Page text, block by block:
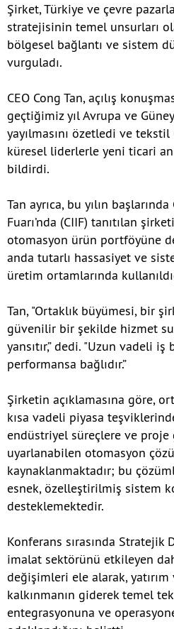
Şirket, Türkiye ve çevre
stratejisinin temel unsurları
bölgesel bağlantı ve sistem
vurguladı.
CEO Cong Tan, açılış
geçtiğimiz yıl Avrupa ve
yayılmasını özetledi ve
küresel liderlerle yeni ticari
bildirdi.
Tan ayrıca, bu yılın
Fuarı’nda (CIIF) tanıtılan
otomasyon ürün portföyüne
anda tutarlı hassasiyet ve
üretim ortamlarında
Tan, "Ortaklık büyümesi, bir
güvenilir bir şekilde hizmet
yansıtır,” dedi. "Uzun vadeli
performansa bağlıdır.”
Şirketin açıklamasına göre,
kısa vadeli piyasa
endüstriyel süreçlere ve
uyarlanabilen otomasyon
kaynaklanmaktadır; bu
esnek, özelleştirilmiş sistem
desteklemektedir.
Konferans sırasında Stratejik
imalat sektörünü etkileyen
değişimleri ele alarak,
kalkınmanın giderek temel
entegrasyonuna ve